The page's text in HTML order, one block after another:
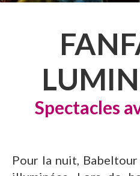
Spectacles
Pour la nuit,